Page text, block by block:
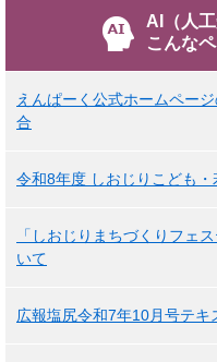
AI（人
こんな
えんぱーく公式ホームペー
合
令和8年度 しおじりこども
「しおじりまちづくりフェ
いて
広報塩尻令和7年10月号テ